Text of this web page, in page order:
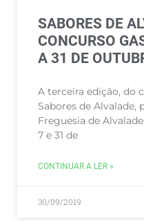
SABORES DE
CONCURSO
A 31 DE
A terceira edição, do
Sabores de
Freguesia de
7 e 31 de
CONTINUAR A LER »
30/09/2019